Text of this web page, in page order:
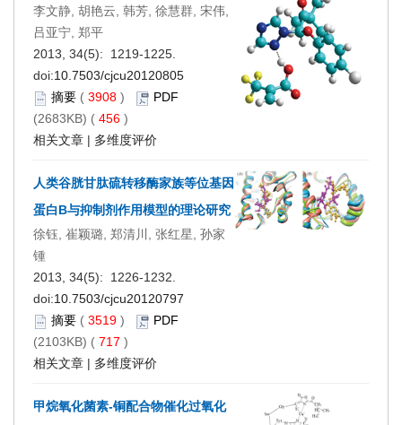
李文静, 胡艳云, 韩芳, 徐慧群, 宋伟,
吕亚宁, 郑平
2013, 34(5): 1219-1225.
doi:10.7503/cjcu20120805
摘要 ( 3908 )
PDF
(2683KB) ( 456 )
相关文章 | 多维度评价
人类谷胱甘肽硫转移酶家族等位基因
蛋白B与抑制剂作用模型的理论研究
徐钰, 崔颖璐, 郑清川, 张红星, 孙家
锺
2013, 34(5): 1226-1232.
doi:10.7503/cjcu20120797
摘要 ( 3519 )
PDF
(2103KB) ( 717 )
相关文章 | 多维度评价
甲烷氧化菌素-铜配合物催化过氧化